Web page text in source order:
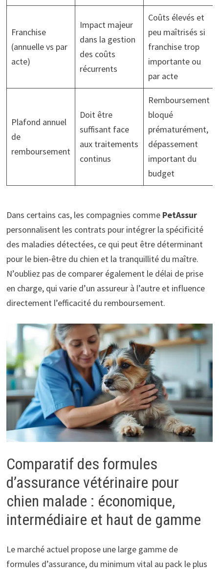
Franchise
(annuelle vs par
acte)
Impact majeur
dans la gestion
des coûts
récurrents
Coûts élevés et
peu maîtrisés si
franchise trop
importante ou
par acte
Plafond annuel
de
remboursement
Doit être
suffisant face
aux traitements
continus
Remboursement
bloqué
prématurément,
dépassement
important du
budget
Dans certains cas, les compagnies comme PetAssur
personnalisent les contrats pour intégrer la spécificité
des maladies détectées, ce qui peut être déterminant
pour le bien-être du chien et la tranquillité du maître.
N’oubliez pas de comparer également le délai de prise
en charge, qui varie d’un assureur à l’autre et influence
directement l’efficacité du remboursement.
Comparatif des formules
d’assurance vétérinaire pour
chien malade : économique,
intermédiaire et haut de gamme
Le marché actuel propose une large gamme de
formules d’assurance, du minimum vital au pack le plus